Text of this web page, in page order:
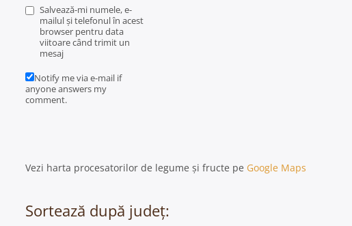
Salvează-mi numele, e-
mailul și telefonul în acest
browser pentru data
viitoare când trimit un
mesaj
Notify me via e-mail if
anyone answers my
comment.
Vezi harta procesatorilor de legume și fructe pe Google Maps
Sortează după județ: